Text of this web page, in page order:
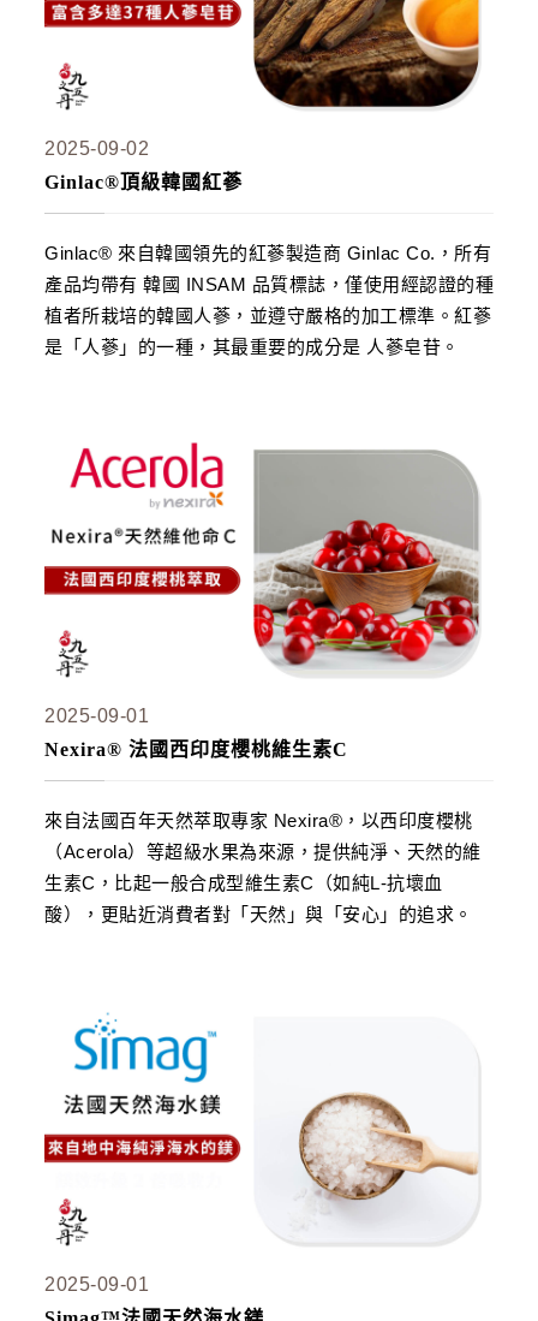
2025-09-02
Ginlac®頂級韓國紅蔘
Ginlac® 來自韓國領先的紅蔘製造商 Ginlac Co.，所有
產品均帶有 韓國 INSAM 品質標誌，僅使用經認證的種
植者所栽培的韓國人蔘，並遵守嚴格的加工標準。紅蔘
是「人蔘」的一種，其最重要的成分是 人蔘皂苷。
2025-09-01
Nexira® 法國西印度櫻桃維生素C
來自法國百年天然萃取專家 Nexira®，以西印度櫻桃
（Acerola）等超級水果為來源，提供純淨、天然的維
生素C，比起一般合成型維生素C（如純L-抗壞血
酸），更貼近消費者對「天然」與「安心」的追求。
2025-09-01